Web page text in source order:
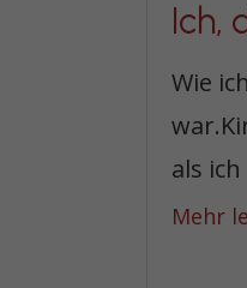
Ich,
Wie
als ich
Mehr